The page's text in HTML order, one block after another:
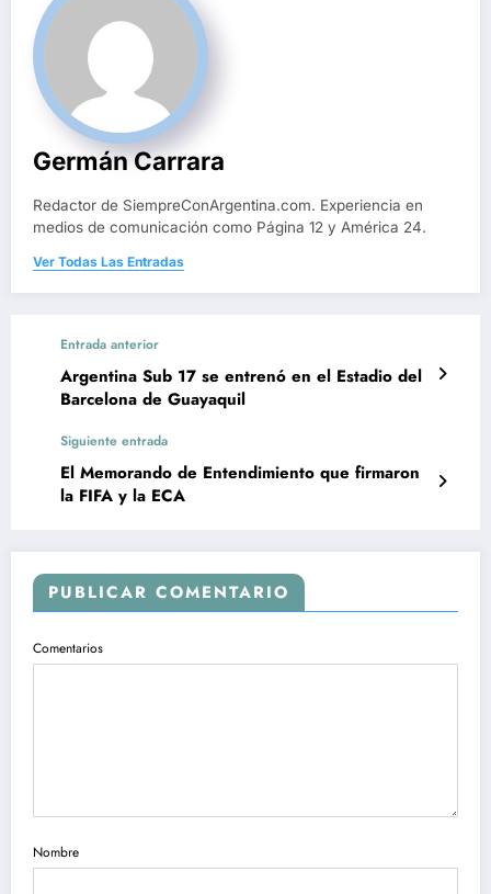
Germán Carrara
Redactor de SiempreConArgentina.com. Experiencia en
medios de comunicación como Página 12 y América 24.
Ver Todas Las Entradas
Entrada anterior
Argentina Sub 17 se entrenó en el Estadio del
Barcelona de Guayaquil
Siguiente entrada
El Memorando de Entendimiento que firmaron
la FIFA y la ECA
PUBLICAR COMENTARIO
Comentarios
Nombre